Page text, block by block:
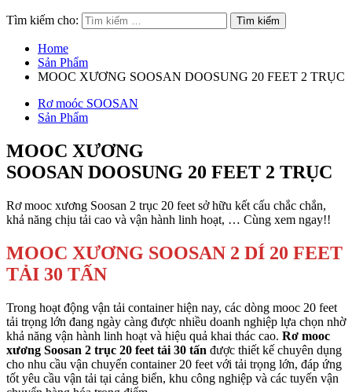
Tìm kiếm cho:
Home
Sản Phẩm
MOOC XƯƠNG SOOSAN DOOSUNG 20 FEET 2 TRỤC
Rơ moóc SOOSAN
Sản Phẩm
MOOC XƯƠNG
SOOSAN DOOSUNG 20 FEET 2 TRỤC
Rơ mooc xương Soosan 2 trục 20 feet sở hữu kết cấu chắc chắn,
khả năng chịu tải cao và vận hành linh hoạt, … Cùng xem ngay!!
MOOC XƯƠNG SOOSAN 2 DÍ 20 FEET
TẢI 30 TẤN
Trong hoạt động vận tải container hiện nay, các dòng mooc 20 feet
tải trọng lớn đang ngày càng được nhiều doanh nghiệp lựa chọn nhờ
khả năng vận hành linh hoạt và hiệu quả khai thác cao. Rơ mooc
xương Soosan 2 trục 20 feet tải 30 tấn được thiết kế chuyên dụng
cho nhu cầu vận chuyển container 20 feet với tải trọng lớn, đáp ứng
tốt yêu cầu vận tải tại cảng biển, khu công nghiệp và các tuyến vận